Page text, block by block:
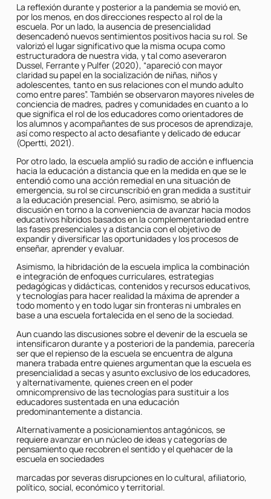
La reflexión durante y posterior a la pandemia se movió en,
por los menos, en dos direcciones respecto al rol de la
escuela. Por un lado, la ausencia de presencialidad
desencadenó nuevos sentimientos positivos hacia su rol. Se
valorizó el lugar significativo que la misma ocupa como
estructuradora de nuestra vida, y tal como aseveraron
Dussel, Ferrante y Pulfer (2020), “apareció con mayor
claridad su papel en la socialización de niñas, niños y
adolescentes, tanto en sus relaciones con el mundo adulto
como entre pares”. También se observaron mayores niveles de
conciencia de madres, padres y comunidades en cuanto a lo
que significa el rol de los educadores como orientadores de
los alumnos y acompañantes de sus procesos de aprendizaje,
así como respecto al acto desafiante y delicado de educar
(Opertti, 2021).
Por otro lado, la escuela amplió su radio de acción e influencia
hacia la educación a distancia que en la medida en que se le
entendió como una acción remedial en una situación de
emergencia, su rol se circunscribió en gran medida a sustituir
a la educación presencial. Pero, asimismo, se abrió la
discusión en torno a la conveniencia de avanzar hacia modos
educativos híbridos basados en la complementariedad entre
las fases presenciales y a distancia con el objetivo de
expandir y diversificar las oportunidades y los procesos de
enseñar, aprender y evaluar.
Asimismo, la hibridación de la escuela implica la combinación
e integración de enfoques curriculares, estrategias
pedagógicas y didácticas, contenidos y recursos educativos,
y tecnologías para hacer realidad la máxima de aprender a
todo momento y en todo lugar sin fronteras ni umbrales en
base a una escuela fortalecida en el seno de la sociedad.
Aun cuando las discusiones sobre el devenir de la escuela se
intensificaron durante y a posteriori de la pandemia, parecería
ser que el repienso de la escuela se encuentra de alguna
manera trabada entre quienes argumentan que la escuela es
presencialidad a secas y asunto exclusivo de los educadores,
y alternativamente, quienes creen en el poder
omnicomprensivo de las tecnologías para sustituir a los
educadores sustentada en una educación
predominantemente a distancia.
Alternativamente a posicionamientos antagónicos, se
requiere avanzar en un núcleo de ideas y categorías de
pensamiento que recobren el sentido y el quehacer de la
escuela en sociedades
marcadas por severas disrupciones en lo cultural, afiliatorio,
político, social, económico y territorial.